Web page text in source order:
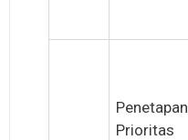
Penetapan
Prioritas